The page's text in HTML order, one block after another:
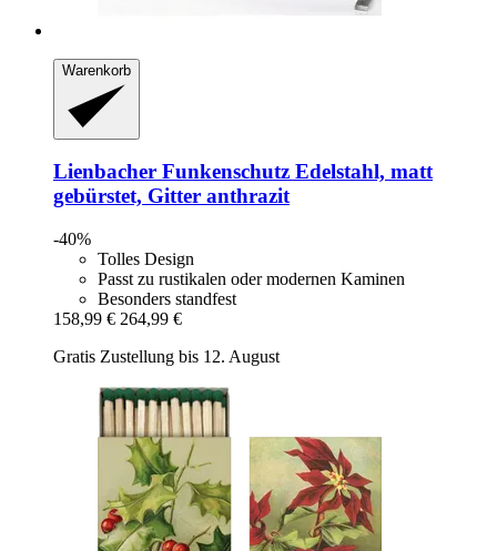
Warenkorb
Lienbacher Funkenschutz Edelstahl, matt
gebürstet, Gitter anthrazit
-40%
Tolles Design
Passt zu rustikalen oder modernen Kaminen
Besonders standfest
158,99 € 264,99 €
Gratis Zustellung bis 12. August